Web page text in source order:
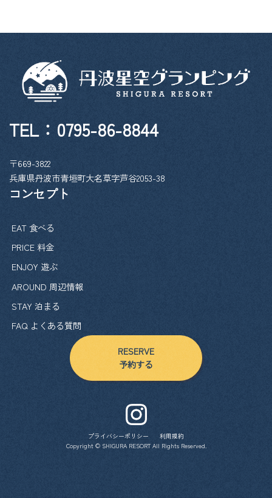
TEL： 0795-86-8844
〒669-3822
兵庫県丹波市青垣町大名草字芦谷2053-38
コンセプト
EAT 食べる
PRICE 料金
ENJOY 遊ぶ
AROUND 周辺情報
STAY 泊まる
FAQ よくある質問
RESERVE
予約する
プライバシーポリシー
利用規約
Copyright © SHIGURA RESORT All Rights Reserved.